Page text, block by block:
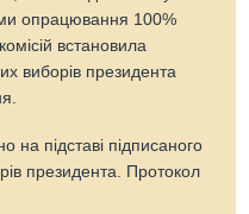
опрацювання 100%
встановила
виборів президента
на підставі підписаного
президента. Протокол